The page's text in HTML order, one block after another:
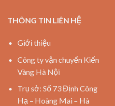
THÔNG TIN LIÊN HỆ
Giới thiệu
Công ty vận chuyển Kiến
Vàng Hà Nội
Trụ sở: Số 73 Định Công
Hạ – Hoàng Mai – Hà